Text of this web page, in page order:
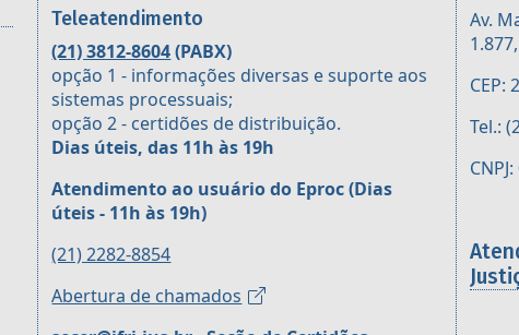
Teleatendimento
(21) 3812-8604(PABX)
opção 1 - informações diversas e suporte aos
sistemas processuais;
opção 2 - certidões de distribuição.
Dias úteis, das 11h às 19h
Atendimento ao usuário do Eproc (Dias
úteis - 11h às 19h)
(21) 2282-8854
Abertura de chamados
Av.
CEP:
Tel.: